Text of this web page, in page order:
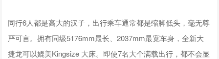
同行6人都是高大的汉子，出行乘车通常都是缩脚低头，毫无尊
严可言。拥有同级5176mm最长、2037mm最宽车身，全新大
捷龙可以媲美Kingsize 大床。即使7名大个满载出行，都不会显